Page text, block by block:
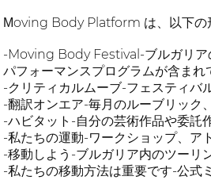
Мoving Body Platform は、以下の
-Moving Body Festival-ブルガリア
パフォーマンスプログラムが含まれ
-クリティカルムーブ-フェスティバ
-翻訳オンエア-毎月のルーブリック
-ハビタット-自分の芸術作品や委託
-私たちの運動-ワークショップ、ア
-移動しよう-ブルガリア内のツーリ
-私たちの移動方法は重要です-公式